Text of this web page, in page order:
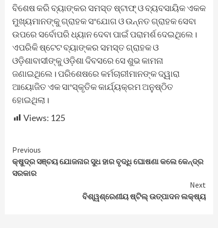
ବିଶେଷ କରି ବ୍ୟାଙ୍କର ସମସ୍ତ ଷ୍ଟାଫ୍‌ ଓ ବ୍ୟବସାୟିକ ଏକକ
ମୁଖ୍ୟମାନଙ୍କୁ ଗ୍ରାହକ ସଂଯୋଗ ଓ ଉନ୍ନତ ଗ୍ରାହକ ସେବା
ଉପରେ ସର୍ବୋପରି ଧ୍ୟାନ ଦେବା ପାଇଁ ପରାମର୍ଶ ଦେଇଥିଲେ।
ଏପରିକି ଷ୍ଟେଟ ବ୍ୟାଙ୍କର ସମସ୍ତ ଗ୍ରାହକ ଓ
ଓଡ଼ିଶାବାସୀଙ୍କୁ ଓଡ଼ିଶା ଦିବସରେ ସେ ଶୁଭ କାମନା
ଜଣାଇଥିଲେ। ପରିଶେଷରେ କର୍ମଚାରୀମାନଙ୍କ ଦ୍ୱାରା
ଆୟୋଜିତ ଏକ ସାଂସ୍କୃତିକ କାର୍ଯ୍ୟକ୍ରମ ଅନୁଷ୍ଠିତ
ହୋଇଥିଲା।
Views: 125
Continue
Reading
Previous
କ୍ଷୁଦ୍ର ସଞ୍ଚୟ ଯୋଜନାର ସୁଧ ହାର ବୃଦ୍ଧି ଘୋଷଣା କଲେ କେନ୍ଦ୍ର
ସରକାର
Next
ବିଶ୍ୱଶ୍ରେଣୀୟ ଷ୍ଟିଲ୍‌ ଉତ୍ପାଦନ ଲକ୍ଷ୍ୟ